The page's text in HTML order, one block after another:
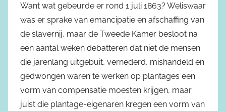
Want wat gebeurde er rond 1 juli 1863? Weliswaar
was er sprake van emancipatie en afschaffing van
de slavernij, maar de Tweede Kamer besloot na
een aantal weken debatteren dat niet de mensen
die jarenlang uitgebuit, vernederd, mishandeld en
gedwongen waren te werken op plantages een
vorm van compensatie moesten krijgen, maar
juist die plantage-eigenaren kregen een vorm van